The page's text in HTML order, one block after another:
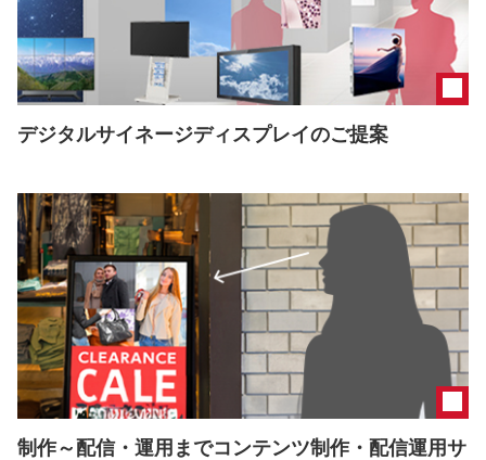
デジタルサイネージディスプレイのご提案
制作～配信・運用までコンテンツ制作・配信運用サ